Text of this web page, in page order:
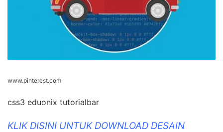
www.pinterest.com
css3 eduonix tutorialbar
KLIK DISINI UNTUK DOWNLOAD DESAIN